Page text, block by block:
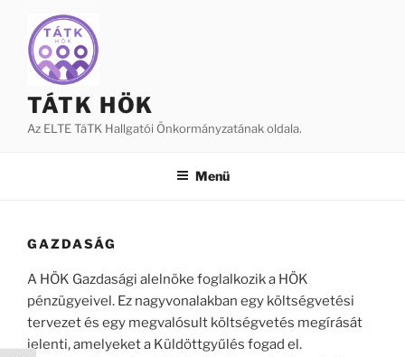
TÁTK HÖK
Az ELTE TáTK Hallgatói Önkormányzatának oldala.
Menü
GAZDASÁG
A HÖK Gazdasági alelnöke foglalkozik a HÖK
pénzügyeivel. Ez nagyvonalakban egy költségvetési
tervezet és egy megvalósult költségvetés megírását
jelenti, amelyeket a Küldöttgyűlés fogad el.